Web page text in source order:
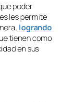
poder
les permite
logrando
tienen como
en sus